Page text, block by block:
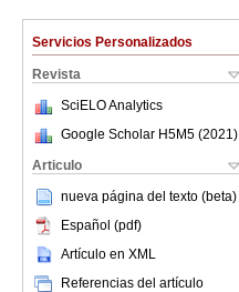
Servicios Personalizados
Revista
SciELO Analytics
Google Scholar H5M5 (2021 )
Articulo
nueva página del texto (beta)
Español (pdf)
Artículo en XML
Referencias del artículo